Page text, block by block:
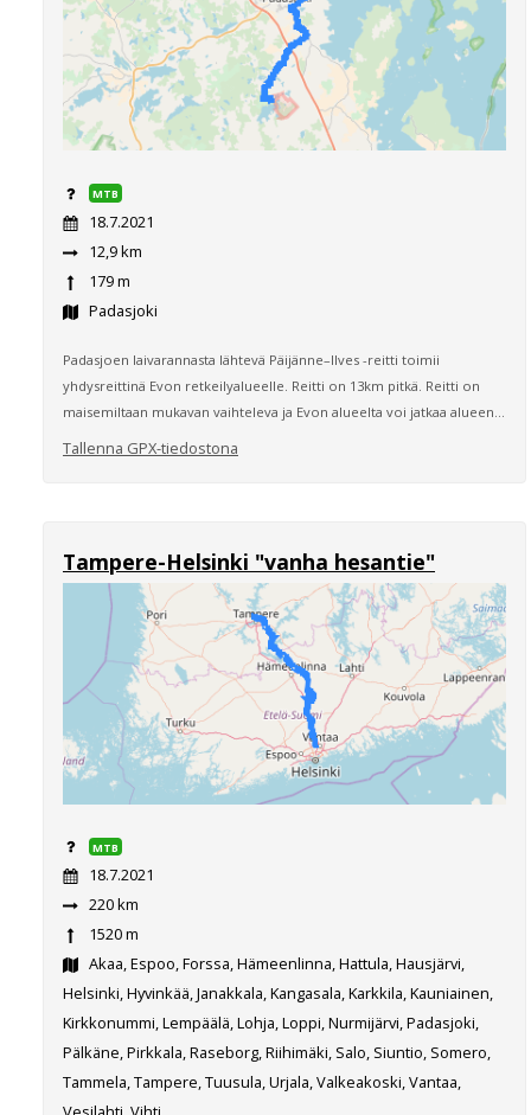
MTB
18.7.2021
12,9 km
179 m
Padasjoki
Padasjoen laivarannasta lähtevä Päijänne–Ilves -reitti toimii
yhdysreittinä Evon retkeilyalueelle. Reitti on 13km pitkä. Reitti on
maisemiltaan mukavan vaihteleva ja Evon alueelta voi jatkaa alueen...
Tallenna GPX-tiedostona
Tampere-Helsinki "vanha hesantie"
MTB
18.7.2021
220 km
1520 m
Akaa, Espoo, Forssa, Hämeenlinna, Hattula, Hausjärvi,
Helsinki, Hyvinkää, Janakkala, Kangasala, Karkkila, Kauniainen,
Kirkkonummi, Lempäälä, Lohja, Loppi, Nurmijärvi, Padasjoki,
Pälkäne, Pirkkala, Raseborg, Riihimäki, Salo, Siuntio, Somero,
Tammela, Tampere, Tuusula, Urjala, Valkeakoski, Vantaa,